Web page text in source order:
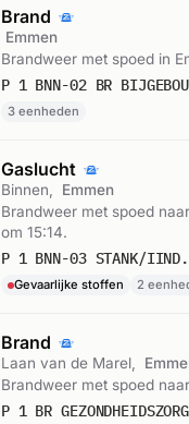
Brand
Emmen
Brandweer met spoed in
P 1 BNN-02 BR
3 eenheden
Gaslucht
Binnen,
Emmen
Brandweer met spoed
om 15:14.
Gevaarlijke stoffen 2
Brand
Laan van de Marel,
Brandweer met spoed
P 1 BR